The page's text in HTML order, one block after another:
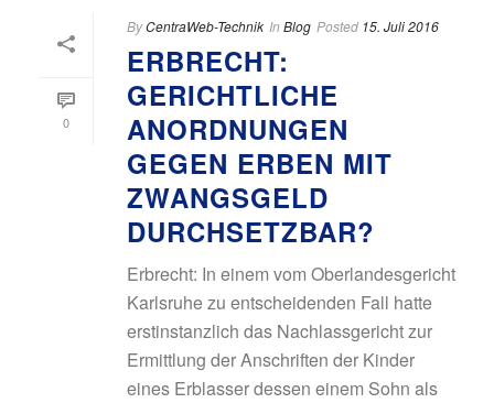
0
ByCentraWeb-Technik In Blog Posted 15. Juli 2016
ERBRECHT:
GERICHTLICHE
ANORDNUNGEN
GEGEN ERBEN MIT
ZWANGSGELD
DURCHSETZBAR?
Erbrecht: In einem vom Oberlandesgericht
Karlsruhe zu entscheidenden Fall hatte
erstinstanzlich das Nachlassgericht zur
Ermittlung der Anschriften der Kinder
eines Erblasser dessen einem Sohn als